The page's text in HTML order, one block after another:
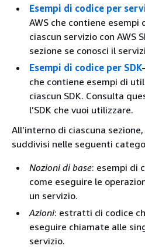
Esempi di codice per
AWS che contiene esempi
ciascun servizio con AWS
sezione se conosci il
Esempi di codice per SDK
che contiene esempi di
ciascun SDK. Consulta
l’SDK che vuoi utilizzare.
All’interno di ciascuna
suddivisi nelle seguenti
Nozioni di base: esempi di
come eseguire le
un servizio.
Azioni: estratti di codice
eseguire chiamate alle
servizio.